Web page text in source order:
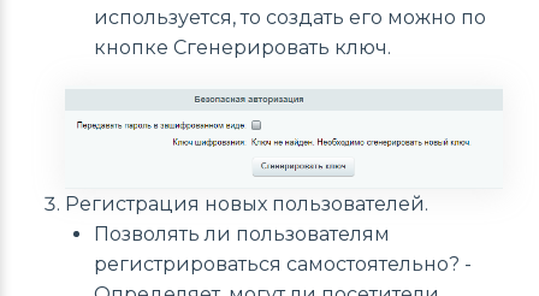
используется, то создать его можно по
кнопке Сгенерировать ключ.
Регистрация новых пользователей.
Позволять ли пользователям
регистрироваться самостоятельно? -